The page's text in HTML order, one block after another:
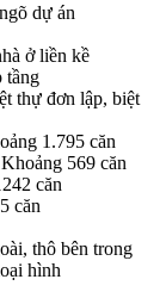
dự án
ở liền kề
tầng
thự đơn lập, biệt
1.795 căn
569 căn
căn
căn
thô bên trong
hình